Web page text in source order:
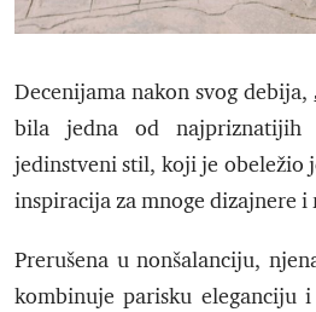
Decenijama nakon svog debija,
bila jedna od najpriznatijih
jedinstveni stil, koji je obeležio
inspiracija za mnoge dizajnere i
Prerušena u nonšalanciju,
kombinuje parisku eleganciju i